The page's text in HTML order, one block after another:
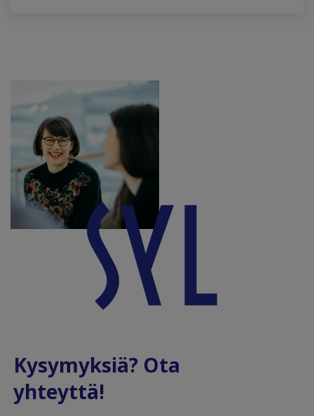
Kysymyksiä? Ota
yhteyttä!